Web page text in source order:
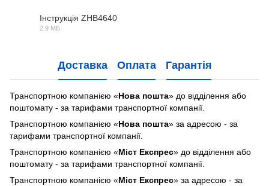
Інструкція ZHB4640
2.9 МБ
Доставка Оплата Гарантія
Транспортною компанією «Нова пошта» до відділення або
поштомату - за тарифами транспортної компанії.
Транспортною компанією «Нова пошта» за адресою - за
тарифами транспортної компанії.
Транспортною компанією «Міст Експрес» до відділення або
поштомату - за тарифами транспортної компанії.
Транспортною компанією «Міст Експрес» за адресою - за